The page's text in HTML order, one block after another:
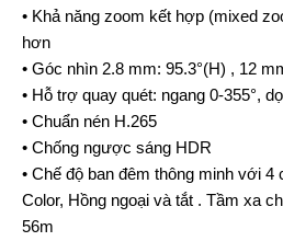
• Khả năng zoom kết hợp (mixed
hơn
• Góc nhìn 2.8 mm: 95.3°(H) , 12
• Hỗ trợ quay quét: ngang 0-355°,
• Chuẩn nén H.265
• Chống ngược sáng HDR
• Chế độ ban đêm thông minh với 4
Color, Hồng ngoại và tắt . Tầm xa
56m